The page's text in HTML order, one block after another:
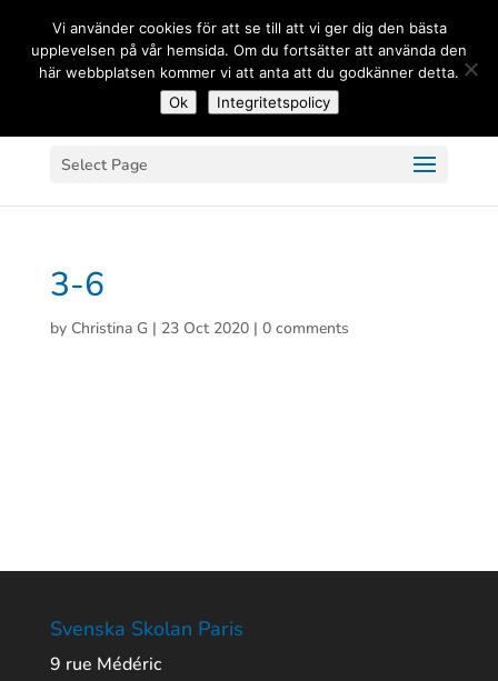
Select Page
3-6
by Christina G | 23 Oct 2020| 0 comments
Svenska Skolan Paris
9 rue Médéric
Vi använder cookies för att se till att vi ger dig den bästa
upplevelsen på vår hemsida. Om du fortsätter att använda den
här webbplatsen kommer vi att anta att du godkänner detta.
Ok
Integritetspolicy